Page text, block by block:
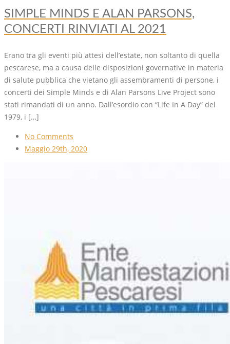
SIMPLE MINDS E ALAN PARSONS,
CONCERTI RINVIATI AL 2021
Erano tra gli eventi più attesi dell’estate, non soltanto di quella
pescarese, ma a causa delle disposizioni governative in materia
di salute pubblica che vietano gli assembramenti di persone, i
concerti dei Simple Minds e di Alan Parsons Live Project sono
stati rimandati di un anno. Dall’esordio con “Life In A Day” del
1979, i […]
No Comments
Maggio 29th, 2020